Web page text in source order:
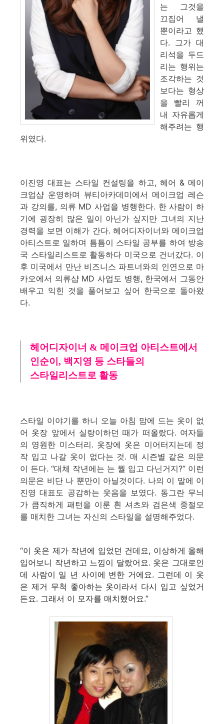
는 그것을
끄집어 낼
뿐이라고 했
다. 그가 대
리석을 두드
리는 행위는
조각하는 것
보다는 형상
을 빨리 꺼
내 자유롭게
해주려는 행
위였다.
이진영 대표는 스타일 컨설팅을 하고, 헤어 & 메이
크업샵 운영하며 뷰티아카데미에서 메이크업 레슨
과 강의를, 의류 MD 사업을 병행한다. 한 사람이 하
기에 굉장히 많은 일이 아닌가 싶지만 그녀의 지난
경력을 보면 이해가 간다. 헤어디자이너와 메이크업
아티스트로 일하며 틈틈이 스타일 공부를 하여 방송
국 스타일리스트로 활동하다 미국으로 건너갔다. 이
후 미국에서 만난 비즈니스 파트너와의 인연으로 마
카오에서 의류샵 MD 사업도 병행, 한국에서 그동안
배우고 익힌 것을 풀어보고 싶어 한국으로 돌아왔
다.
헤어디자이너 & 메이크업 아티스트에서
인순이, 백지영 등 스타들의
스타일리스트로 활동
스타일 이야기를 하니 오늘 아침 맘에 드는 옷이 없
어 옷장 앞에서 실랑이하던 때가 떠올랐다. 여자들
의 영원한 미스터리. 옷장에 옷은 미어터지는데 정
작 입고 나갈 옷이 없다는 것. 매 시즌별 같은 의문
이 든다. “대체 작년에는 는 뭘 입고 다닌거지?” 이런
의문은 비단 나 뿐만이 아닐것이다. 나의 이 말에 이
진영 대표도 공감하는 웃음을 보였다. 동그란 무늬
가 큼직하게 패턴을 이룬 흰 셔츠와 검은색 중절모
를 매치한 그녀는 자신의 스타일을 설명해주었다.
“이 옷은 제가 작년에 입었던 건데요, 이상하게 올해
입어보니 작년하고 느낌이 달랐어요. 옷은 그대로인
데 사람이 일 년 사이에 변한 거에요. 그런데 이 옷
은 제거 무척 좋아하는 옷이라서 다시 입고 싶었거
든요. 그래서 이 모자를 매치했어요.”